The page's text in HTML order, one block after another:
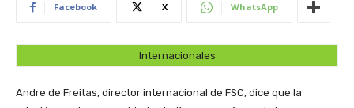
Facebook X WhatsApp
Internacionales
Andre de Freitas, director internacional de FSC, dice que la